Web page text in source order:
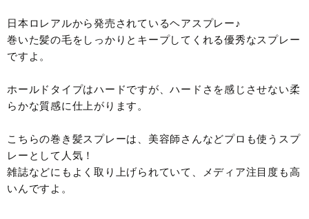
日本ロレアルから発売されているヘアスプレー♪
巻いた髪の毛をしっかりとキープしてくれる優秀なスプレー
ですよ。
ホールドタイプはハードですが、ハードさを感じさせない柔
らかな質感に仕上がります。
こちらの巻き髪スプレーは、美容師さんなどプロも使うスプ
レーとして人気！
雑誌などにもよく取り上げられていて、メディア注目度も高
いんですよ。